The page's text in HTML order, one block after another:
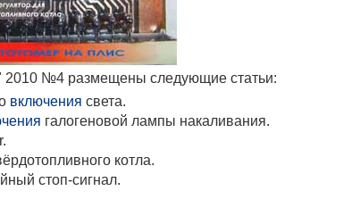
2010 №4 размещены следующие статьи:
включения света.
галогеновой лампы накаливания.
котла.
стоп-сигнал.